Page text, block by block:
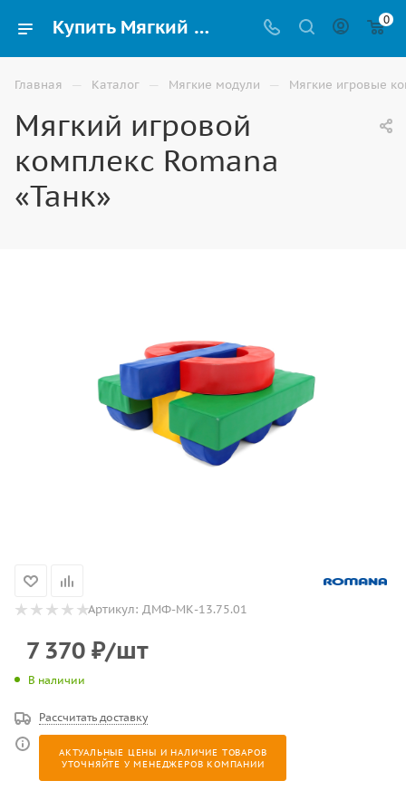
Купить Мягкий игровой комплекс Romana «Танк» для детей в Волгограде 0
Главная — Каталог — Мягкие модули — Мягкие игровые
Мягкий игровой
комплекс Romana
«Танк»
Артикул: ДМФ-МК-13.75.01
7 370 ₽/шт
В наличии
Рассчитать доставку
АКТУАЛЬНЫЕ ЦЕНЫ И НАЛИЧИЕ ТОВАРОВ
УТОЧНЯЙТЕ У МЕНЕДЖЕРОВ КОМПАНИИ